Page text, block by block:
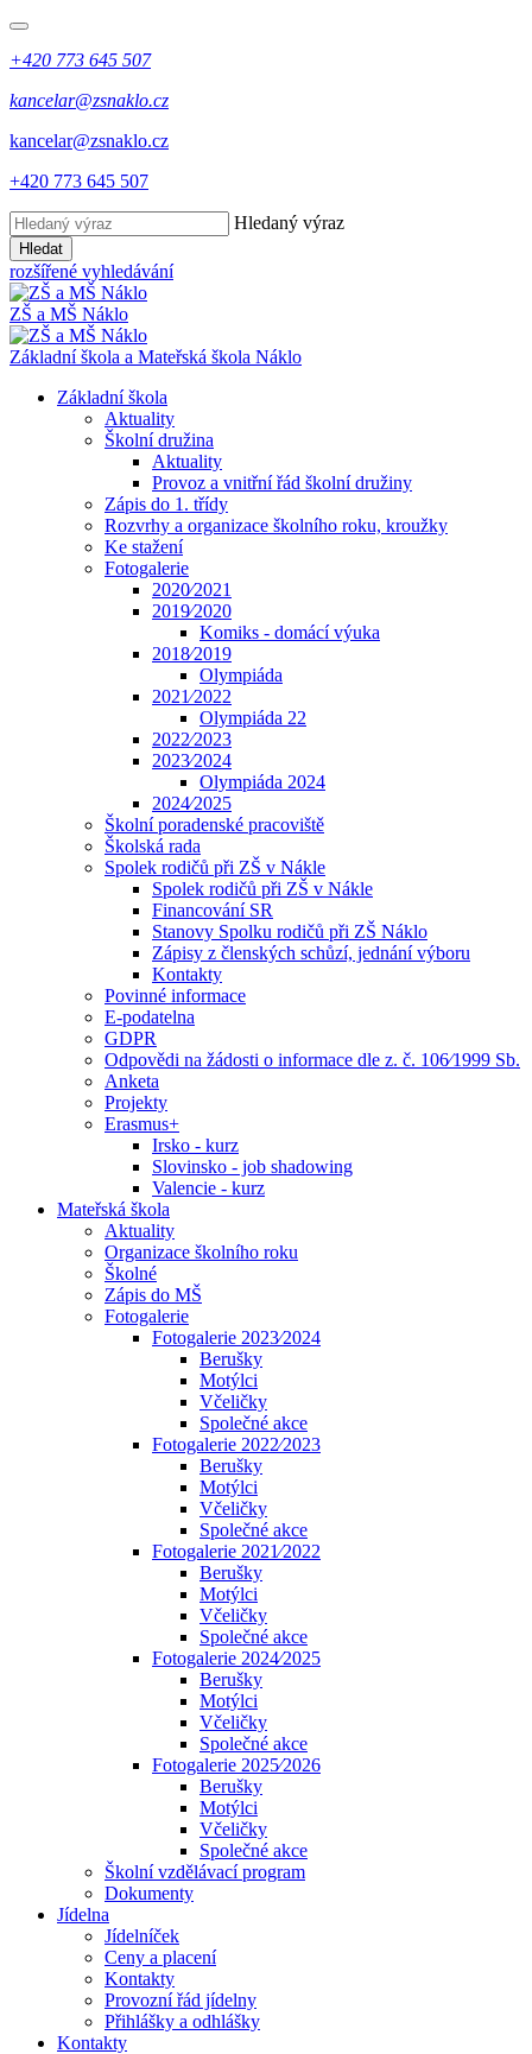
+420 773 645 507
kancelar@zsnaklo.cz
kancelar@zsnaklo.cz
+420 773 645 507
Hledaný výraz
Hledat
rozšířené vyhledávání
ZŠ a MŠ Náklo
Základní škola a Mateřská škola Náklo
Základní škola
Aktuality
Školní družina
Aktuality
Provoz a vnitřní řád školní družiny
Zápis do 1. třídy
Rozvrhy a organizace školního roku, kroužky
Ke stažení
Fotogalerie
2020⁄2021
2019⁄2020
Komiks - domácí výuka
2018⁄2019
Olympiáda
2021⁄2022
Olympiáda 22
2022⁄2023
2023⁄2024
Olympiáda 2024
2024⁄2025
Školní poradenské pracoviště
Školská rada
Spolek rodičů při ZŠ v Nákle
Spolek rodičů při ZŠ v Nákle
Financování SR
Stanovy Spolku rodičů při ZŠ Náklo
Zápisy z členských schůzí, jednání výboru
Kontakty
Povinné informace
E-podatelna
GDPR
Odpovědi na žádosti o informace dle z. č. 106⁄1999 Sb.
Anketa
Projekty
Erasmus+
Irsko - kurz
Slovinsko - job shadowing
Valencie - kurz
Mateřská škola
Aktuality
Organizace školního roku
Školné
Zápis do MŠ
Fotogalerie
Fotogalerie 2023⁄2024
Berušky
Motýlci
Včeličky
Společné akce
Fotogalerie 2022⁄2023
Berušky
Motýlci
Včeličky
Společné akce
Fotogalerie 2021⁄2022
Berušky
Motýlci
Včeličky
Společné akce
Fotogalerie 2024⁄2025
Berušky
Motýlci
Včeličky
Společné akce
Fotogalerie 2025⁄2026
Berušky
Motýlci
Včeličky
Společné akce
Školní vzdělávací program
Dokumenty
Jídelna
Jídelníček
Ceny a placení
Kontakty
Provozní řád jídelny
Přihlášky a odhlášky
Kontakty